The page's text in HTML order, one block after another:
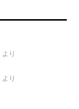
より
より